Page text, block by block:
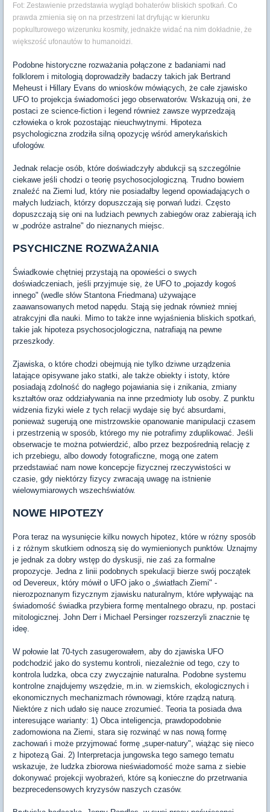
Fot: Zestawienie przedstawia wygląd bohaterów bliskich spotkań. Co
prawda zmienia się on na przestrzeni lat dryfując w kierunku
popkulturowego wizerunku kosmity, jednakże widać na nim dokładnie, że
większość ufonautów to humanoidzi.
Podobne historyczne rozważania połączone z badaniami nad
folklorem i mitologią doprowadziły badaczy takich jak Bertrand
Meheust i Hillary Evans do wniosków mówiących, że całe zjawisko
UFO to projekcja świadomości jego obserwatorów. Wskazują oni, że
postaci ze science-fiction i legend również zawsze wyprzedzają
człowieka o krok pozostając nieuchwytnymi. Hipoteza
psychologiczna zrodziła silną opozycję wśród amerykańskich
ufologów.
Jednak relacje osób, które doświadczyły abdukcji są szczególnie
ciekawe jeśli chodzi o teorię psychosocjologiczną. Trudno bowiem
znaleźć na Ziemi lud, który nie posiadałby legend opowiadających o
małych ludziach, którzy dopuszczają się porwań ludzi. Często
dopuszczają się oni na ludziach pewnych zabiegów oraz zabierają ich
w „podróże astralne" do nieznanych miejsc.
PSYCHICZNE ROZWAŻANIA
Świadkowie chętniej przystają na opowieści o swych
doświadczeniach, jeśli przyjmuje się, że UFO to „pojazdy kogoś
innego" (wedle słów Stantona Friedmana) używające
zaawansowanych metod napędu. Stają się jednak również mniej
atrakcyjni dla nauki. Mimo to także inne wyjaśnienia bliskich spotkań,
takie jak hipoteza psychosocjologiczna, natrafiają na pewne
przeszkody.
Zjawiska, o które chodzi obejmują nie tylko dziwne urządzenia
latające opisywane jako statki, ale także obiekty i istoty, które
posiadają zdolność do nagłego pojawiania się i znikania, zmiany
kształtów oraz oddziaływania na inne przedmioty lub osoby. Z punktu
widzenia fizyki wiele z tych relacji wydaje się być absurdami,
ponieważ sugerują one mistrzowskie opanowanie manipulacji czasem
i przestrzenią w sposób, którego my nie potrafimy zduplikować. Jeśli
obserwacje te można potwierdzić, albo przez bezpośrednią relację z
ich przebiegu, albo dowody fotograficzne, mogą one zatem
przedstawiać nam nowe koncepcje fizycznej rzeczywistości w
czasie, gdy niektórzy fizycy zwracają uwagę na istnienie
wielowymiarowych wszechświatów.
NOWE HIPOTEZY
Pora teraz na wysunięcie kilku nowych hipotez, które w różny sposób
i z różnym skutkiem odnoszą się do wymienionych punktów. Uznajmy
je jednak za dobry wstęp do dyskusji, nie zaś za formalne
propozycje. Jedna z linii podobnych spekulacji bierze swój początek
od Devereux, który mówił o UFO jako o „światłach Ziemi" -
nierozpoznanym fizycznym zjawisku naturalnym, które wpływając na
świadomość świadka przybiera formę mentalnego obrazu, np. postaci
mitologicznej. John Derr i Michael Persinger rozszerzyli znacznie tę
ideę.
W połowie lat 70-tych zasugerowałem, aby do zjawiska UFO
podchodzić jako do systemu kontroli, niezależnie od tego, czy to
kontrola ludzka, obca czy zwyczajnie naturalna. Podobne systemu
kontrolne znajdujemy wszędzie, m.in. w ziemskich, ekologicznych i
ekonomicznych mechanizmach równowagi, które rządzą naturą.
Niektóre z nich udało się nauce zrozumieć. Teoria ta posiada dwa
interesujące warianty: 1) Obca inteligencja, prawdopodobnie
zadomowiona na Ziemi, stara się rozwinąć w nas nową formę
zachowań i może przyjmować formę „super-natury", wiążąc się nieco
z hipotezą Gai. 2) Interpretacja jungowska tego samego tematu
wskazuje, że ludzka zbiorowa nieświadomość może sama z siebie
dokonywać projekcji wyobrażeń, które są konieczne do przetrwania
bezprecedensowych kryzysów naszych czasów.